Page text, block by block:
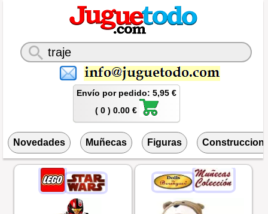
Envío por pedido: 5,95 €
( 0 ) 0.00 €
Novedades Muñecas Figuras